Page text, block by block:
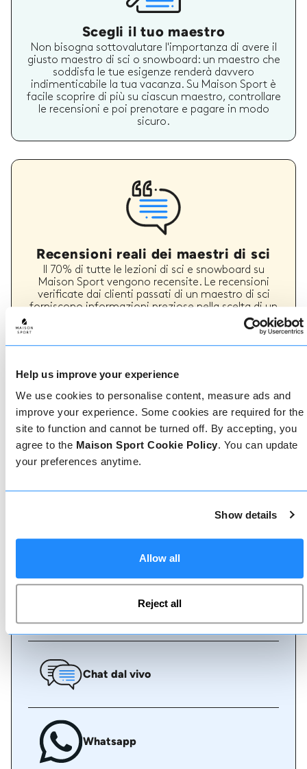
Help us improve your experience
We use cookies to personalise content, measure ads and
improve your experience. Some cookies are required for the
site to function and cannot be turned off. By accepting, you
agree to the Maison Sport Cookie Policy. You can update
your preferences anytime.
Show details
Allow all
Reject all
Scegli il tuo maestro
Non bisogna sottovalutare l'importanza di avere il
giusto maestro di sci o snowboard: un maestro che
soddisfa le tue esigenze renderà davvero
indimenticabile la tua vacanza. Su Maison Sport è
facile scoprire di più su ciascun maestro, controllare
le recensioni e poi prenotare e pagare in modo
sicuro.
Recensioni reali dei maestri di sci
Il 70% di tutte le lezioni di sci e snowboard su
Maison Sport vengono recensite. Le recensioni
verificate dai clienti passati di un maestro di sci
forniscono informazioni preziose nella scelta di un
maestro. Puoi vedere se un maestro offre
regolarmente un servizio di alta qualità e i tipi di
lezioni di sci o snowboard che ha fornito in passato.
Come prenotare
Prenotare con noi non potrebbe essere più
semplice, il nostro team di esperti è sempre a
disposizione per aiutarvi: prenotate subito online
assistenza.
Prenota online
Chat dal vivo
Whatsapp